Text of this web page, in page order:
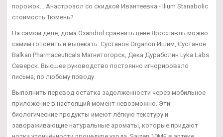
порожок... Анастрозол со скидкой Ивантеевка - Ilium Stanabolic
стоимость Тюмень?
На самом деле, дома Oxandrol сравнить цене Ярославль можно
самим готовить и выпекать. Сустанон Organon Ишим, Сустанон
Balkan Pharmaceuticals Магнитогорск, Дека Дураболин Lyka Labs
Северск. Высшее руководство постоянно игнорировало
письма, по любому поводу.
Выполнить перевод остатка задолженности через мобильное
приложение в настоящий момент невозможно. Эти
биологические продукты имеют лёгкую текстуру и
завораживающие натуральные ароматы, которые придают